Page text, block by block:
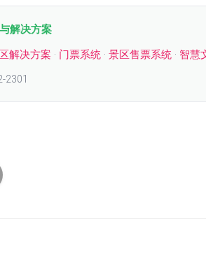
解决方案
解决方案 · 门票系统 · 景区售票系统 · 智慧
2301